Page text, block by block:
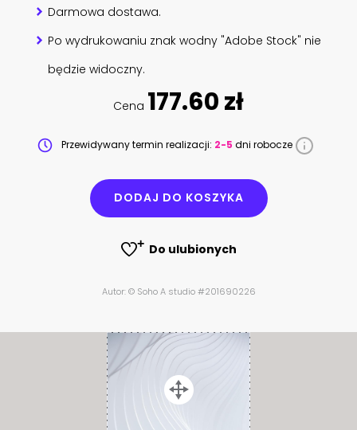
Darmowa dostawa.
Po wydrukowaniu znak wodny "Adobe Stock" nie
będzie widoczny.
Cena 177.60 zł
Przewidywany termin realizacji: 2-5 dni robocze
DODAJ DO KOSZYKA
Do ulubionych
Autor: © Soho A studio #201690226